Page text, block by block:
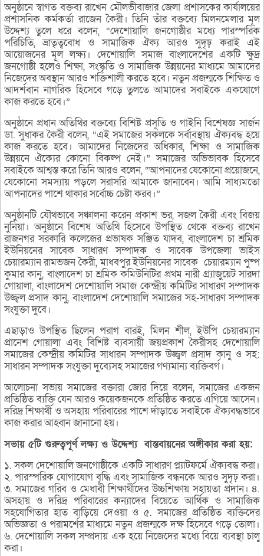
অনুষ্ঠানে স্বাগত বক্তব্য রাখেন মৌলভীবাজার জেলা প্রশাসকের কার্যালয়ের
প্রশাসনিক কর্মকর্তা রাজেন কৈরী। তিনি তাঁর বক্তব্যে মিলনমেলার মূল
উদ্দেশ্য তুলে ধরে বলেন, “দেশোয়ালি জনগোষ্ঠীর মধ্যে পারস্পরিক
পরিচিতি, ভ্রাতৃত্ববোধ ও সামাজিক ঐক্য আরও সুদৃঢ় করাই এই
আয়োজনের মূল লক্ষ্য। দেশোয়ালি সমাজ বাংলাদেশের একটি ক্ষুদ্র
জনগোষ্ঠী হলেও শিক্ষা, সংস্কৃতি ও সামাজিক উন্নয়নের মাধ্যমে আমাদের
নিজেদের অবস্থান আরও শক্তিশালী করতে হবে। নতুন প্রজন্মকে শিক্ষিত ও
আদর্শবান নাগরিক হিসেবে গড়ে তুলতে আমাদের সবাইকে একযোগে
কাজ করতে হবে।”
অনুষ্ঠানে প্রধান অতিথির বক্তব্যে বিশিষ্ট প্রসূতি ও গাইনি বিশেষজ্ঞ সার্জন
ডা. সুধাকর কৈরী বলেন, “এই সমাজের সকলকে সর্বাবস্থায় ঐক্যবদ্ধ হয়ে
কাজ করতে হবে। আমাদের নিজেদের অধিকার, শিক্ষা ও সামাজিক
উন্নয়নে ঐক্যের কোনো বিকল্প নেই।” সমাজের অভিভাবক হিসেবে
সবাইকে আশ্বস্ত করে তিনি আরও বলেন, “আপনাদের যেকোনো প্রয়োজনে,
যেকোনো সমস্যায় পড়লে সরাসরি আমাকে জানাবেন। আমি সাধ্যমতো
আপনাদের পাশে থাকার সর্বোচ্চ চেষ্টা করব।”
অনুষ্ঠানটি যৌথভাবে সঞ্চালনা করেন প্রকাশ ভর, সজল কৈরী এবং বিজয়
নুনিয়া। অনুষ্ঠানে বিশেষ অতিথি হিসেবে উপস্থিত থেকে বক্তব্য রাখেন
রাজনগর সরকারি কলেজের প্রভাষক সঞ্জিত যাদব, বাংলাদেশ চা শ্রমিক
ইউনিয়নের সাবেক সাধারণ সম্পাদক ও সাবেক উপজেলা ভাইস
চেয়ারম্যান রামভজন কৈরী, মাধবপুর ইউনিয়নের সাবেক চেয়ারম্যান পুষ্প
কুমার কানু, বাংলাদেশ চা শ্রমিক কমিউনিটির প্রথম নারী গ্র্যাজুয়েট সারদা
গোয়ালা, বাংলাদেশ দেশোয়ালি সমাজ কেন্দ্রীয় কমিটির সাধারণ সম্পাদক
উজ্জ্বল প্রসাদ কানু, বাংলাদেশ দেশোয়ালি সমাজের সহ-সাধারণ সম্পাদক
সংযুক্তা দুবে।
এছাড়াও উপস্থিত ছিলেন পরাগ বারই, মিলন শীল, ইউপি চেয়ারম্যান
প্রানেশ গোয়ালা এবং বিশিষ্ট ব্যবসায়ী জয়প্রকাশ কৈরীসহ দেশোয়ালি
সমাজের কেন্দ্রীয় কমিটির সাধারন সম্পাদক উজ্জ্বল প্রসাদ কানু ও সহ:
সাধারন সম্পাদক সংযুক্তা দুব্যেসহ সমাজের গণ্যমান্য ব্যক্তিবর্গ।
আলোচনা সভায় সমাজের বক্তারা জোর দিয়ে বলেন, সমাজের একজন
প্রতিষ্ঠিত ব্যক্তি যেন আরও কয়েকজনকে প্রতিষ্ঠিত করতে এগিয়ে আসেন।
দরিদ্র শিক্ষার্থী ও অসহায় পরিবারের পাশে দাঁড়াতে সবাইকে ঐক্যবদ্ধভাবে
কাজ করার আহ্বান জানানো হয়।
সভায় ৫টিগুরুত্বপূর্ণলক্ষ্যওউদ্দেশ্যবাস্তবায়নেরঅঙ্গীকারকরাহয়:
১. সকল দেশোয়ালি জনগোষ্ঠীকে একটি সাধারণ প্ল্যাটফর্মে ঐক্যবদ্ধ করা।
২. পারস্পরিক যোগাযোগ বৃদ্ধি এবং সামাজিক বন্ধনকে আরও সুদৃঢ় করা।
৩. সমাজের গরিব ও মেধাবী শিক্ষার্থীদের উচ্চশিক্ষায় সহায়তা প্রদান। ৪.
অসহায় ও দরিদ্র পরিবারের কন্যাদের বিয়েতে আর্থিক ও সামাজিক
সহযোগিতার হাত বাড়িয়ে দেওয়া ও ৫. সমাজের প্রতিষ্ঠিত ব্যক্তিদের
অভিজ্ঞতা ও পরামর্শের মাধ্যমে নতুন প্রজন্মকে দক্ষ হিসেবে গড়ে তোলা।
৬. দেশোয়ালি সকল সম্প্রদায় এক হয়ে নিজেদের মধ্যে বিয়ে ব্যবস্থা চালু
করা।